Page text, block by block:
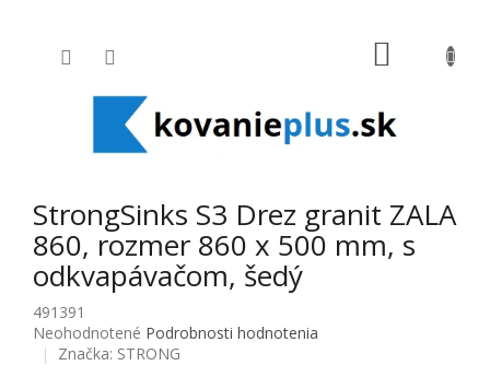
StrongSinks S3 Drez granit ZALA
860, rozmer 860 x 500 mm, s
odkvapávačom, šedý
491391
Priemerné hodnotenie produktu je 0,0 z 5 hviezdičiek.
Neohodnotené Podrobnosti hodnotenia
Značka: STRONG